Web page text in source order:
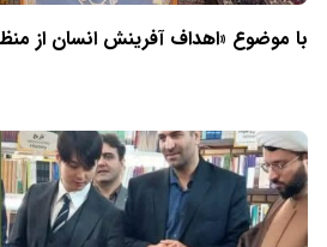
با موضوع «اهداف آفرینش انسان از